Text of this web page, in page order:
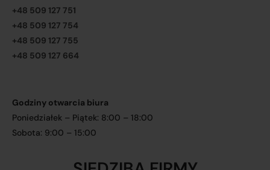
+48 509 127 751
+48 509 127 754
+48 509 127 755
+48 509 127 664
Godziny otwarcia biura
Poniedziałek – Piątek: 8:00 – 18:00
Sobota: 9:00 – 15:00